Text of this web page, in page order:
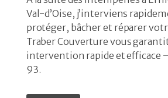
Val-d’Oise, j’interviens
protéger, bâcher et réparer
Traber Couverture vous
intervention rapide et efficace
93.